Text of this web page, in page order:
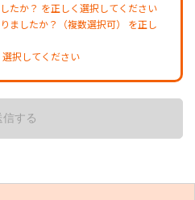
たか？ を正しく選択してください
ましたか？（複数選択可） を正し
択してください